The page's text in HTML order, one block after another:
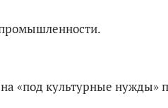
«под культурные нужды»